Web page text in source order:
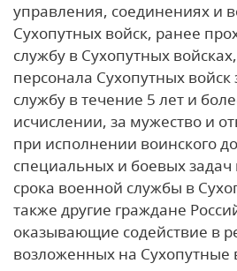
управления, соединениях и
Сухопутных войск, ранее
службу в Сухопутных
персонала Сухопутных
службу в течение 5 лет и
исчислении, за мужество и
при исполнении воинского
специальных и боевых задач
срока военной службы в
также другие граждане
оказывающие содействие в
возложенных на Сухопутные